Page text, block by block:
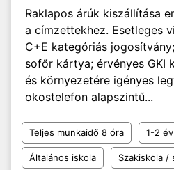
Raklapos árúk kiszállítása
a címzettekhez. Esetleges
C+E kategóriás
sofőr kártya; érvényes GKI
és környezetére igényes
okostelefon alapszintű...
Teljes munkaidő 8 óra 1-2
Általános iskola Szakiskola /